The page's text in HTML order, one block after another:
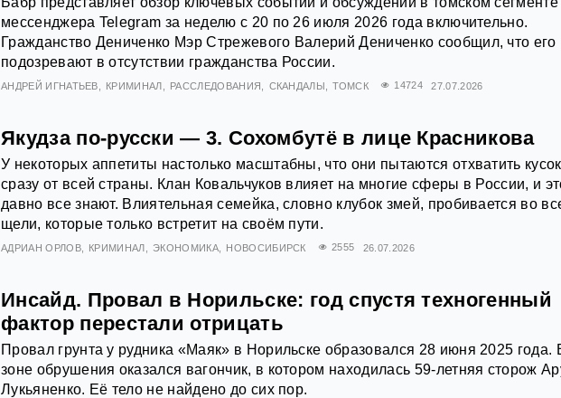
мессенджера Telegram за неделю с 20 по 26 июля 2026 года включительно.
Гражданство Дениченко Мэр Стрежевого Валерий Дениченко сообщил, что его
подозревают в отсутствии гражданства России.
АНДРЕЙ ИГНАТЬЕВ КРИМИНАЛ РАССЛЕДОВАНИЯ СКАНДАЛЫ ТОМСК 14724 27.07.2026
Якудза по-русски — 3. Сохомбутё в лице Красникова
У некоторых аппетиты настолько масштабны, что они пытаются отхватить кусок
сразу от всей страны. Клан Ковальчуков влияет на многие сферы в России, и
давно все знают. Влиятельная семейка, словно клубок змей, пробивается во
щели, которые только встретит на своём пути.
АДРИАН ОРЛОВ КРИМИНАЛ ЭКОНОМИКА НОВОСИБИРСК 2555 26.07.2026
Инсайд. Провал в Норильске: год спустя техногенный
фактор перестали отрицать
Провал грунта у рудника «Маяк» в Норильске образовался 28 июня 2025 года.
зоне обрушения оказался вагончик, в котором находилась 59-летняя сторож
Лукьяненко. Её тело не найдено до сих пор.